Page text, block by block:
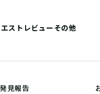
ストレビューその他
発見報告